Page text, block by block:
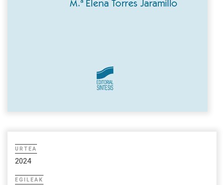
URTEA
2024
EGILEAK